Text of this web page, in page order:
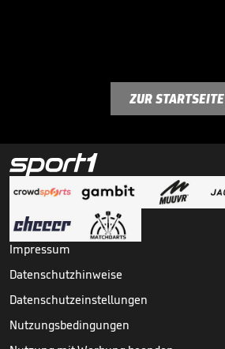
ZUR STARTSEITE
Impressum
Datenschutzhinweise
Datenschutzeinstellungen
Nutzungsbedingungen